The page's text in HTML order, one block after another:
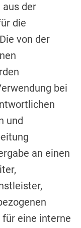
der
die
von der
bei
und
an einen
eine interne